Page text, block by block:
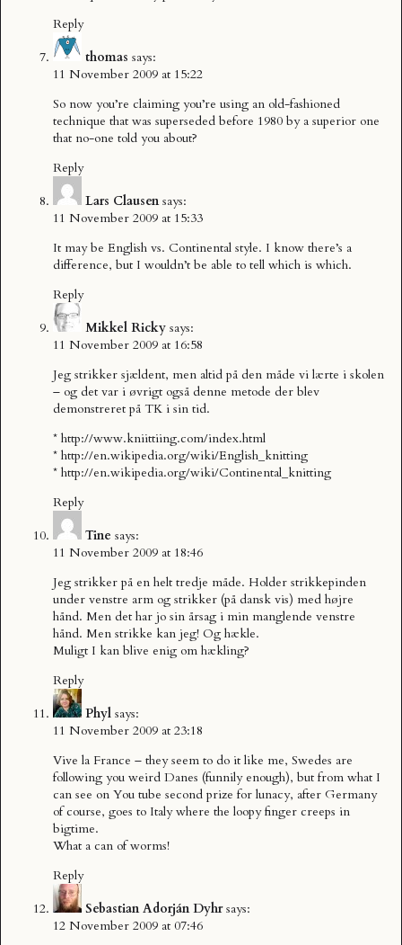
Reply
thomas says:
11 November 2009 at 15:22
So now you’re claiming you’re using an old-fashioned
technique that was superseded before 1980 by a superior one
that no-one told you about?
Reply
Lars Clausen says:
11 November 2009 at 15:33
It may be English vs. Continental style. I know there’s a
difference, but I wouldn’t be able to tell which is which.
Reply
Mikkel Ricky says:
11 November 2009 at 16:58
Jeg strikker sjældent, men altid på den måde vi lærte i skolen
– og det var i øvrigt også denne metode der blev
demonstreret på TK i sin tid.
* http://www.kniittiing.com/index.html
* http://en.wikipedia.org/wiki/English_knitting
* http://en.wikipedia.org/wiki/Continental_knitting
Reply
Tine says:
11 November 2009 at 18:46
Jeg strikker på en helt tredje måde. Holder strikkepinden
under venstre arm og strikker (på dansk vis) med højre
hånd. Men det har jo sin årsag i min manglende venstre
hånd. Men strikke kan jeg! Og hækle.
Muligt I kan blive enig om hækling?
Reply
Phyl says:
11 November 2009 at 23:18
Vive la France – they seem to do it like me, Swedes are
following you weird Danes (funnily enough), but from what I
can see on You tube second prize for lunacy, after Germany
of course, goes to Italy where the loopy finger creeps in
bigtime.
What a can of worms!
Reply
Sebastian Adorján Dyhr says:
12 November 2009 at 07:46